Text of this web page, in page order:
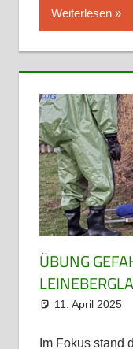
Weiterlesen
ÜBUNG
11. April 2025
Im Fokus stand